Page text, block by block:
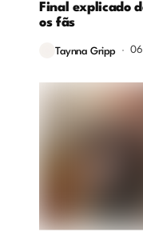
Final explicado
os fãs
Taynna Gripp